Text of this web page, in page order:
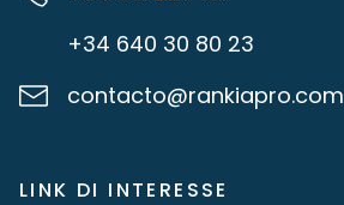
+34 640 30 80 23
contacto@rankiapro.com
LINK DI INTERESSE